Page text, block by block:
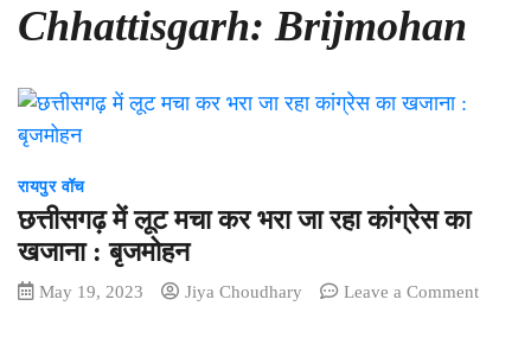
Chhattisgarh: Brijmohan
रायपुर वॉच
छत्तीसगढ़ में लूट मचा कर भरा जा रहा कांग्रेस का
खजाना : बृजमोहन
May 19, 2023 Jiya Choudhary Leave a Commenton